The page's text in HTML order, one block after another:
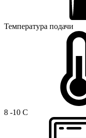
Температура подачи
8 -10 C